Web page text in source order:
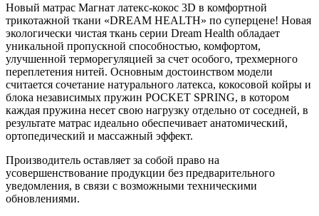
Новый матрас Магнат латекс-кокос 3D в комфортной
трикотажной ткани «DREAM HEALTH» по суперцене! Новая
экологически чистая ткань серии Dream Health обладает
уникальной пропускной способностью, комфортом,
улучшенной терморегуляцией за счет особого, трехмерного
переплетения нитей. Основным достоинством модели
считается сочетание натурального латекса, кокосовой койры и
блока независимых пружин POCKET SPRING, в котором
каждая пружина несет свою нагрузку отдельно от соседней, в
результате матрас идеально обеспечивает анатомический,
ортопедический и массажный эффект.
Производитель оставляет за собой право на
усовершенствование продукции без предварительного
уведомления, в связи с возможными техническими
обновлениями.